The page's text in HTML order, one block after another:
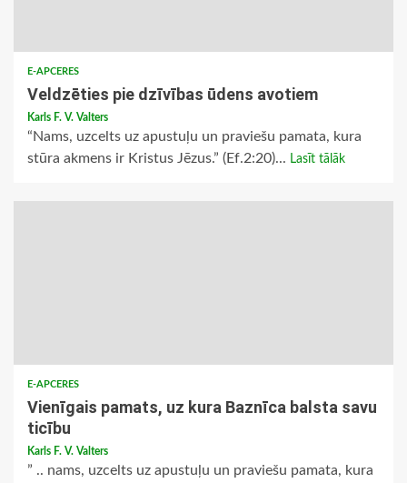
E-APCERES
Veldzēties pie dzīvības ūdens avotiem
Karls F. V. Valters
“Nams, uzcelts uz apustuļu un praviešu pamata, kura
stūra akmens ir Kristus Jēzus.” (Ef.2:20)... Lasīt tālāk
E-APCERES
Vienīgais pamats, uz kura Baznīca balsta savu
ticību
Karls F. V. Valters
” .. nams, uzcelts uz apustuļu un praviešu pamata, kura